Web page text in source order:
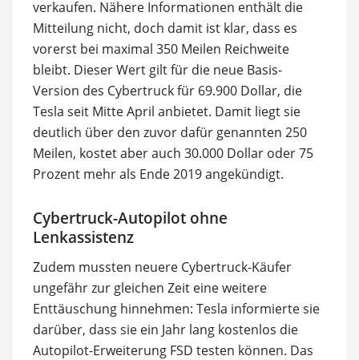
verkaufen. Nähere Informationen enthält die
Mitteilung nicht, doch damit ist klar, dass es
vorerst bei maximal 350 Meilen Reichweite
bleibt. Dieser Wert gilt für die neue Basis-
Version des Cybertruck für 69.900 Dollar, die
Tesla seit Mitte April anbietet. Damit liegt sie
deutlich über den zuvor dafür genannten 250
Meilen, kostet aber auch 30.000 Dollar oder 75
Prozent mehr als Ende 2019 angekündigt.
Cybertruck-Autopilot ohne
Lenkassistenz
Zudem mussten neuere Cybertruck-Käufer
ungefähr zur gleichen Zeit eine weitere
Enttäuschung hinnehmen: Tesla informierte sie
darüber, dass sie ein Jahr lang kostenlos die
Autopilot-Erweiterung FSD testen können. Das